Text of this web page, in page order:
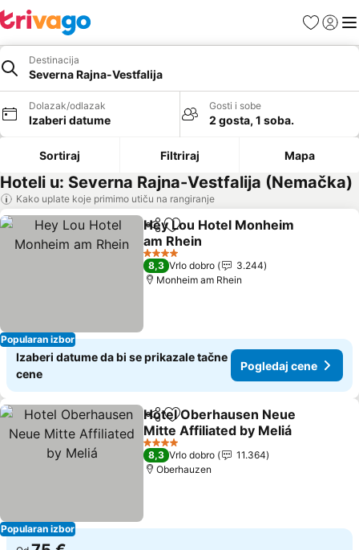
FavoritiPrijavi
Destinacija
Severna Rajna-Vestfalija
Dolazak/odlazak
Izaberi datume
Gosti i sobe
2 gosta, 1 soba.
Sortiraj Filtriraj Mapa
Hoteli u: Severna Rajna-Vestfalija (Nemačka)
Kako uplate koje primimo utiču na rangiranje
Popularan izbor
Deli Dodati u favorite
Hey Lou Hotel Monheim
am Rhein
Pogledaj cene
4 Zvezdice
8,3 Vrlo dobro
3.244
Monheim am Rhein
Izaberi datume da bi se prikazale tačne
cene
Pogledaj cene
Popularan izbor
Deli Dodati u favorite
Hotel Oberhausen Neue
Mitte Affiliated by Meliá
Pogledaj cene
4 Zvezdice
8,3 Vrlo dobro
11.364
Oberhauzen